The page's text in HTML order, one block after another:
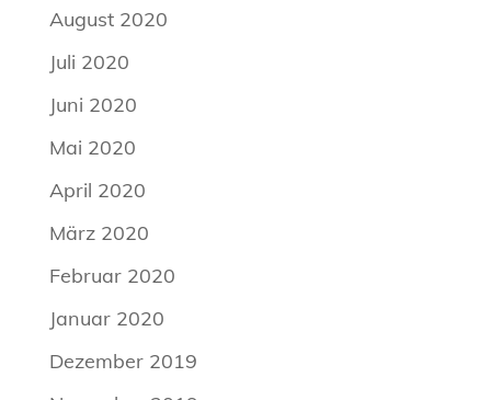
August 2020
Juli 2020
Juni 2020
Mai 2020
April 2020
März 2020
Februar 2020
Januar 2020
Dezember 2019